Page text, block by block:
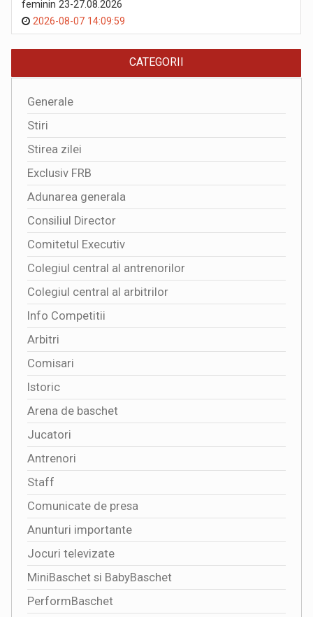
feminin 23-27.08.2026
2026-08-07 14:09:59
CATEGORII
Generale
Stiri
Stirea zilei
Exclusiv FRB
Adunarea generala
Consiliul Director
Comitetul Executiv
Colegiul central al antrenorilor
Colegiul central al arbitrilor
Info Competitii
Arbitri
Comisari
Istoric
Arena de baschet
Jucatori
Antrenori
Staff
Comunicate de presa
Anunturi importante
Jocuri televizate
MiniBaschet si BabyBaschet
PerformBaschet